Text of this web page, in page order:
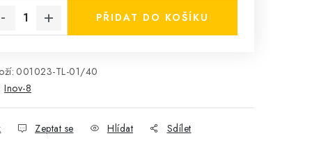
PŘIDAT DO KOŠÍKU
001023-TL-01/40
Inov-8
Zeptat se Hlídat Sdílet